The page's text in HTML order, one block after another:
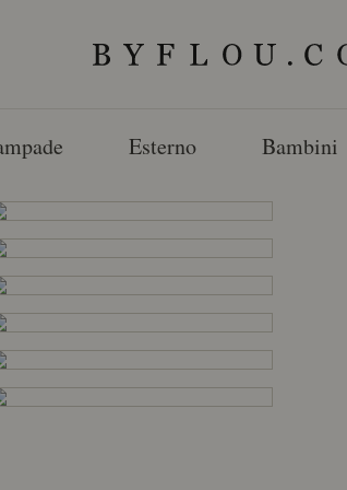
Esterno Bambini